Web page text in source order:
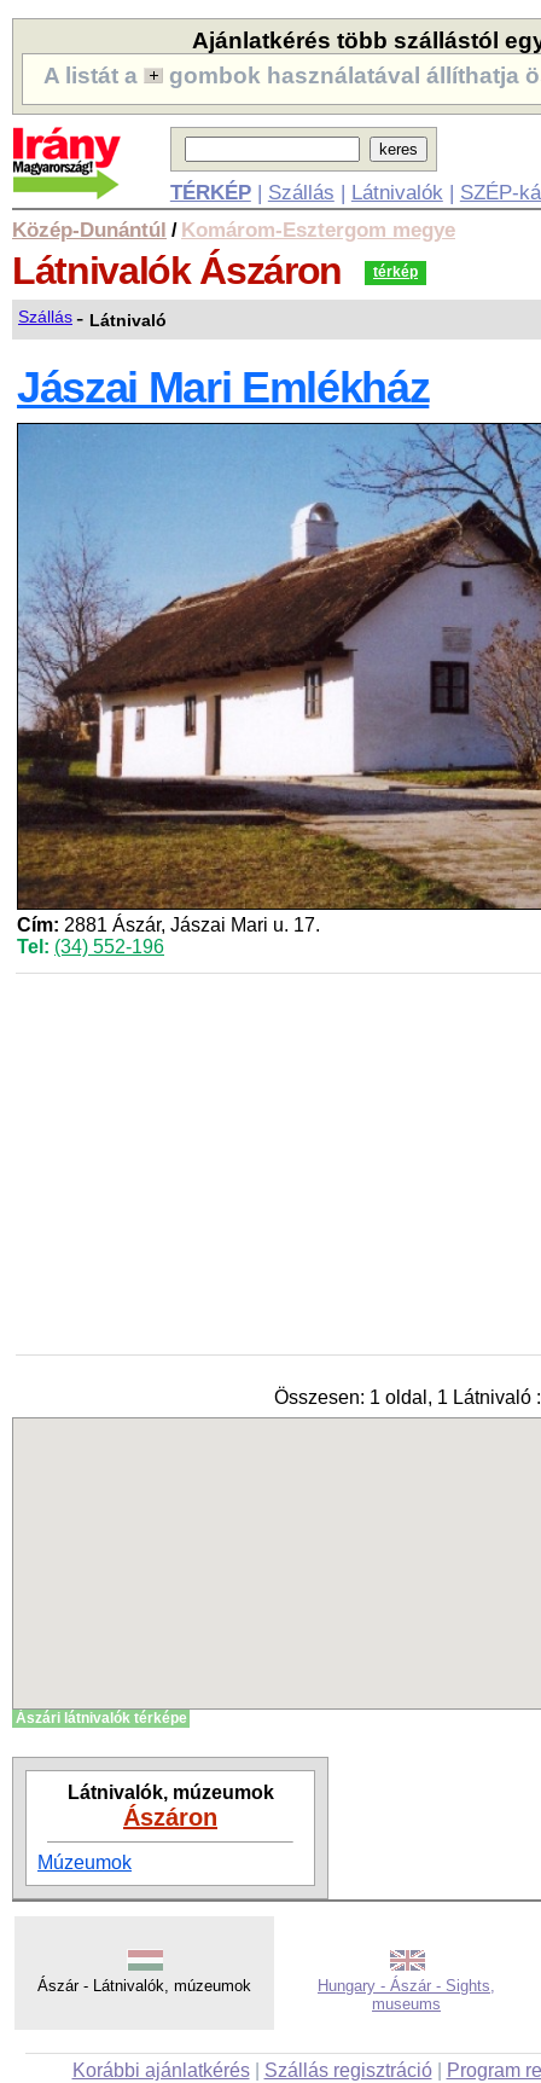
Ajánlatkérés több szállástól
A listát a
gombok használatával állíthatja
TÉRKÉP| Szállás | Látnivalók | SZÉP-
Közép-Dunántúl / Komárom-Esztergom megye
Látnivalók Ászáron térkép
Szállás- Látnivaló
Jászai Mari Emlékház
Cím: 2881 Ászár, Jászai Mari u. 17.
Tel: (34) 552-196
Összesen: 1 oldal, 1 Látnivaló :
Ászári látnivalók térképe
Látnivalók, múzeumok
Ászáron
Múzeumok
Ászár - Látnivalók, múzeumok
Hungary - Ászár - Sights,
museums
Korábbi ajánlatkérés| Szállás regisztráció| Program